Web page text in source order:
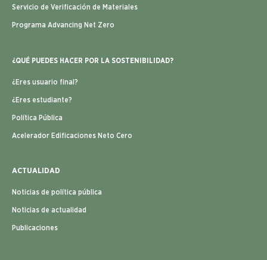
Servicio de Verificación de Materiales
Programa Advancing Net Zero
¿QUÉ PUEDES HACER POR LA SOSTENIBILIDAD?
¿Eres usuario final?
¿Eres estudiante?
Política Pública
Acelerador Edificaciones Neto Cero
ACTUALIDAD
Noticias de política pública
Noticias de actualidad
Publicaciones